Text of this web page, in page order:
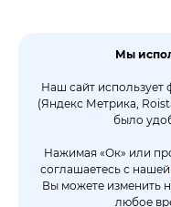
Мы
Наш сайт использует
(Яндекс Метрика,
было
Нажимая «Ок» или
соглашаетесь с нашей
Вы можете изменить
любое